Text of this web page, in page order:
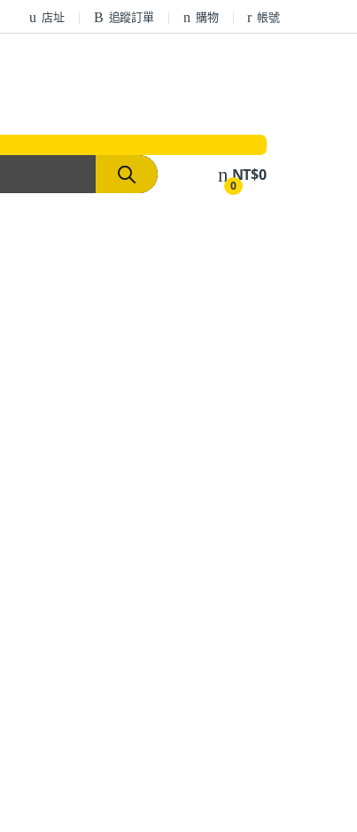
店址 追蹤訂單 購物 帳號
0
NT$0